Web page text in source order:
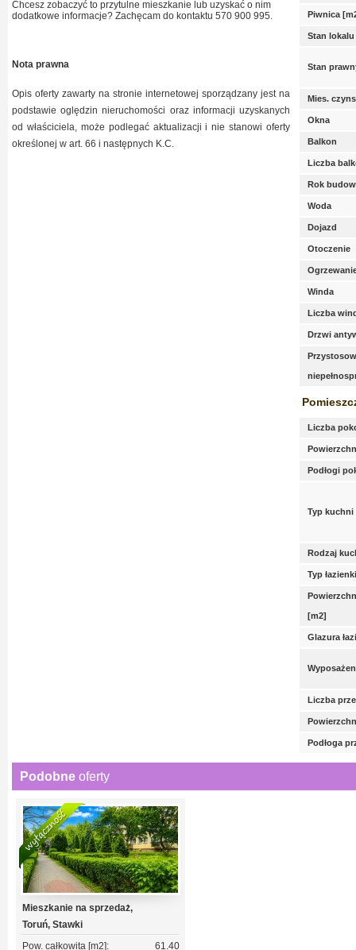
Chcesz zobaczyć to przytulne mieszkanie lub uzyskać o nim
dodatkowe informacje? Zachęcam do kontaktu 570 900 995.
Nota prawna
Opis oferty zawarty na stronie internetowej sporządzany jest na
podstawie oględzin nieruchomości oraz informacji uzyskanych
od właściciela, może podlegać aktualizacji i nie stanowi oferty
określonej w art. 66 i następnych K.C.
Piwnica
Stan lokalu
Stan
Mies.
Okna
Balkon
Liczba
Rok
Woda
Dojazd
Otoczenie
Winda
Liczba
Drzwi
Liczba
Podłogi
Typ kuchni
Rodzaj
Typ łazienki
[m2]
Glazura
Liczba
Podłoga
Podobne oferty
Mieszkanie na sprzedaż,
Toruń, Stawki
Pow. całkowita [m2]:
61.40